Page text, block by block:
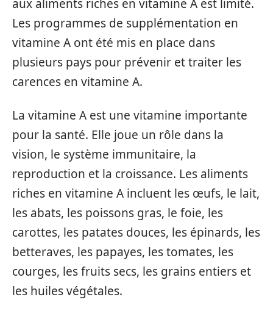
aux aliments riches en vitamine A est limité.
Les programmes de supplémentation en
vitamine A ont été mis en place dans
plusieurs pays pour prévenir et traiter les
carences en vitamine A.
La vitamine A est une vitamine importante
pour la santé. Elle joue un rôle dans la
vision, le système immunitaire, la
reproduction et la croissance. Les aliments
riches en vitamine A incluent les œufs, le lait,
les abats, les poissons gras, le foie, les
carottes, les patates douces, les épinards, les
betteraves, les papayes, les tomates, les
courges, les fruits secs, les grains entiers et
les huiles végétales.